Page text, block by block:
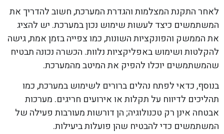
לאחר התקנת המצלמות והגדרת המערכת, חשוב להדריך את
המשתמשים כיצד לעשות שימוש נכון במערכת. יש להציג
את הממשק והפונקציות השונות, כמו צפייה בזמן אמת, גישה
להקלטות ושימוש באפליקציות נלוות. הכשרה נכונה תבטיח
שהמשתמשים יוכלו להפיק את המיטב מהמערכת.
בנוסף, כדאי לפתח נהלים ברורים לשימוש במערכת, כמו
תהליכים לדיווח על תקלות או אירועים חריגים. מערכות
אבטחה אינן רק טכנולוגיה; הן דורשות מעורבות פעילה של
המשתמשים כדי להבטיח שהן פועלות ביעילות.